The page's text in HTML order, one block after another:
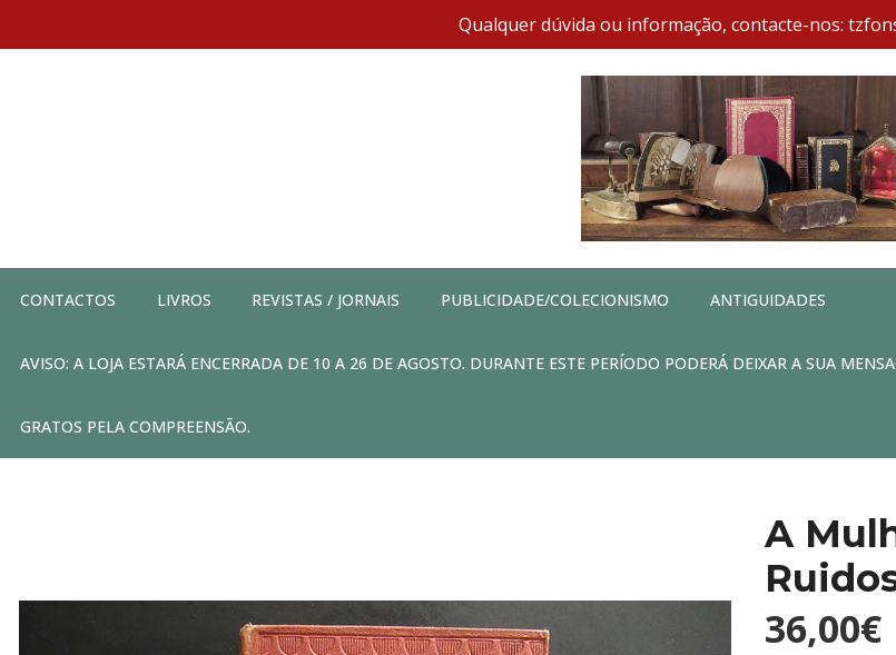
Qualquer dúvida ou informação, contacte-nos:
CONTACTOS LIVROS REVISTAS / JORNAIS PUBLICIDADE/COLECIONISMO ANTIGUIDADES
AVISO: A LOJA ESTARÁ ENCERRADA DE 10 A 26 DE AGOSTO. DURANTE ESTE PERÍODO PODERÁ DEIXAR A SUA
GRATOS PELA COMPREENSÃO.
A
36,00€